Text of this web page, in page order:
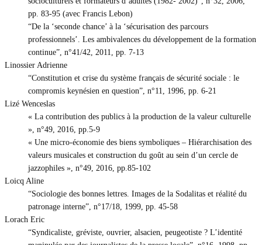
pp. 83-95 (avec Francis Lebon)
“De la ‘seconde chance’ à la ‘sécurisation des parcours
professionnels’. Les ambivalences du développement de la formation
continue”, n°41/42, 2011, pp. 7-13
Linossier Adrienne
“Constitution et crise du système français de sécurité sociale : le
compromis keynésien en question”, n°11, 1996, pp. 6-21
Lizé Wenceslas
« La contribution des publics à la production de la valeur culturelle
», n°49, 2016, pp.5-9
« Une micro-économie des biens symboliques – Hiérarchisation des
valeurs musicales et construction du goût au sein d’un cercle de
jazzophiles », n°49, 2016, pp.85-102
Loicq Aline
“Sociologie des bonnes lettres. Images de la Sodalitas et réalité du
patronage interne”, n°17/18, 1999, pp. 45-58
Lorach Eric
“Syndicaliste, gréviste, ouvrier, alsacien, peugeotiste ? L’identité